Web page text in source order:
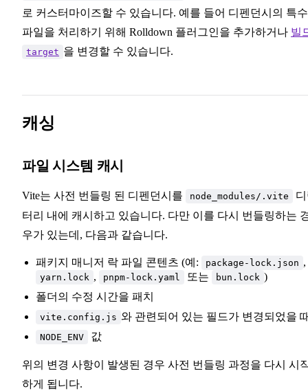
로 커스터마이즈할 수 있습니다. 예를 들어 디펜던시의 특수
파일을 처리하기 위해 Rolldown 플러그인을 추가하거나 빌
target 을 변경할 수 있습니다.
캐싱
파일 시스템 캐시
Vite는 사전 번들링 된 디펜던시를 node_modules/.vite
터리 내에 캐시하고 있습니다. 다만 이를 다시 번들링하는
우가 있는데, 다음과 같습니다.
패키지 매니저 락 파일 콘텐츠 (예: package-lock.json ,
yarn.lock , pnpm-lock.yaml 또는 bun.lock )
폴더의 수정 시간을 패치
vite.config.js 와 관련되어 있는 필드가 변경되었을
NODE_ENV 값
위의 변경 사항이 발생된 경우 사전 번들링 과정을 다시 시
하게 됩니다.